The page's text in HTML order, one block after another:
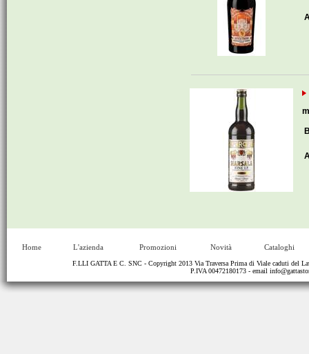
Home L'azienda Promozioni Novità Cataloghi
F.LLI GATTA E C. SNC - Copyright 2013 Via Traversa Prima di Viale caduti del
P.IVA 00472180173 - email